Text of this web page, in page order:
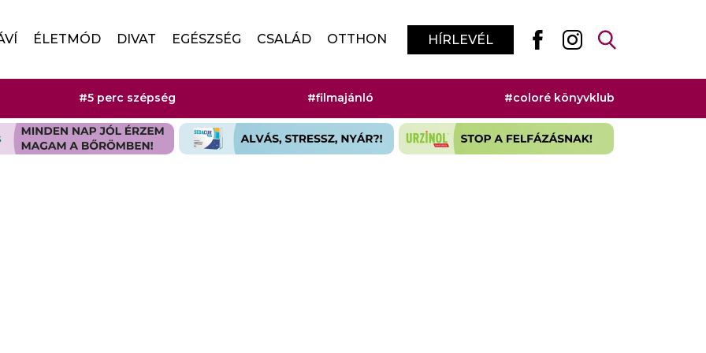
ÉLETMÓD DIVAT EGÉSZSÉG CSALÁD OTTHON HÍRLEVÉL
#5 perc szépség #filmajánló #coloré könyvklub